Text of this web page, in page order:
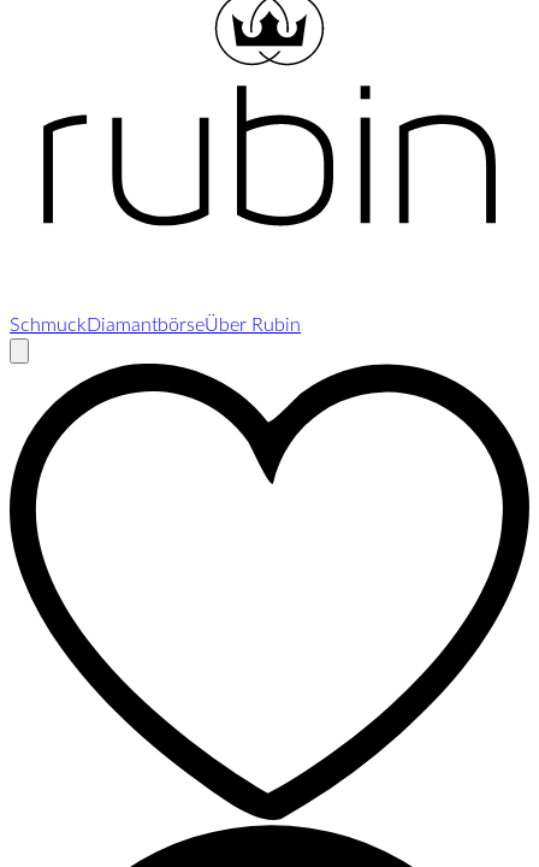
SchmuckDiamantbörseÜber Rubin